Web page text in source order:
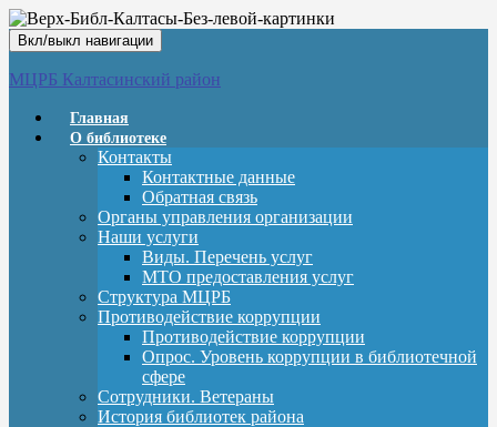
Вкл/выкл навигации
МЦРБ Калтасинский район
Главная
О библиотеке
Контакты
Контактные данные
Обратная связь
Органы управления организации
Наши услуги
Виды. Перечень услуг
МТО предоставления услуг
Структура МЦРБ
Противодействие коррупции
Противодействие коррупции
Опрос. Уровень коррупции в библиотечной
сфере
Сотрудники. Ветераны
История библиотек района